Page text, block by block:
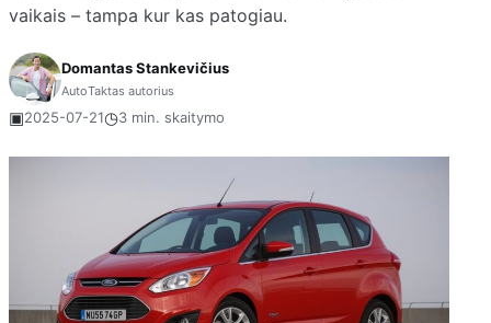
vaikais – tampa kur kas patogiau.
Domantas Stankevičius
AutoTaktas autorius
▣2025-07-21◷3 min. skaitymo